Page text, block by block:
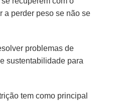
a perder peso se não se
problemas de
sustentabilidade para
tem como principal